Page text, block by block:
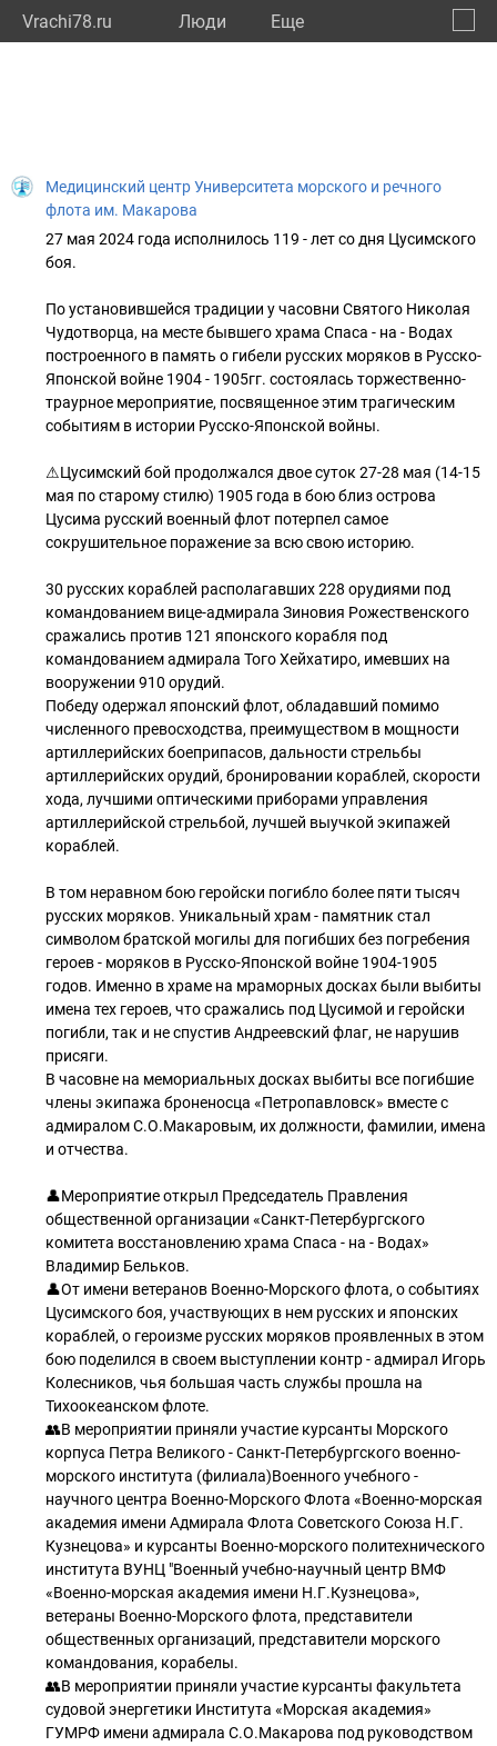
Vrachi78.ru Люди Eще
Медицинский центр Университета морского и речного
флота им. Макарова
27 мая 2024 года исполнилось 119 - лет со дня Цусимского
боя.
По установившейся традиции у часовни Святого Николая
Чудотворца, на месте бывшего храма Спаса - на - Водах
построенного в память о гибели русских моряков в Русско-
Японской войне 1904 - 1905гг. состоялась торжественно-
траурное мероприятие, посвященное этим трагическим
событиям в истории Русско-Японской войны.
⚠Цусимский бой продолжался двое суток 27-28 мая (14-15
мая по старому стилю) 1905 года в бою близ острова
Цусима русский военный флот потерпел самое
сокрушительное поражение за всю свою историю.
30 русских кораблей располагавших 228 орудиями под
командованием вице-адмирала Зиновия Рожественского
сражались против 121 японского корабля под
командованием адмирала Того Хейхатиро, имевших на
вооружении 910 орудий.
Победу одержал японский флот, обладавший помимо
численного превосходства, преимуществом в мощности
артиллерийских боеприпасов, дальности стрельбы
артиллерийских орудий, бронировании кораблей, скорости
хода, лучшими оптическими приборами управления
артиллерийской стрельбой, лучшей выучкой экипажей
кораблей.
В том неравном бою геройски погибло более пяти тысяч
русских моряков. Уникальный храм - памятник стал
символом братской могилы для погибших без погребения
героев - моряков в Русско-Японской войне 1904-1905
годов. Именно в храме на мраморных досках были выбиты
имена тех героев, что сражались под Цусимой и геройски
погибли, так и не спустив Андреевский флаг, не нарушив
присяги.
В часовне на мемориальных досках выбиты все погибшие
члены экипажа броненосца «Петропавловск» вместе с
адмиралом С.О.Макаровым, их должности, фамилии, имена
и отчества.
👤Мероприятие открыл Председатель Правления
общественной организации «Санкт-Петербургского
комитета восстановлению храма Спаса - на - Водах»
Владимир Бельков.
👤От имени ветеранов Военно-Морского флота, о событиях
Цусимского боя, участвующих в нем русских и японских
кораблей, о героизме русских моряков проявленных в этом
бою поделился в своем выступлении контр - адмирал Игорь
Колесников, чья большая часть службы прошла на
Тихоокеанском флоте.
👥В мероприятии приняли участие курсанты Морского
корпуса Петра Великого - Санкт-Петербургского военно-
морского института (филиала)Военного учебного -
научного центра Военно-Морского Флота «Военно-морская
академия имени Адмирала Флота Советского Союза Н.Г.
Кузнецова» и курсанты Военно-морского политехнического
института ВУНЦ "Военный учебно-научный центр ВМФ
«Военно-морская академия имени Н.Г.Кузнецова»,
ветераны Военно-Морского флота, представители
общественных организаций, представители морского
командования, корабелы.
👥В мероприятии приняли участие курсанты факультета
судовой энергетики Института «Морская академия»
ГУМРФ имени адмирала С.О.Макарова под руководством